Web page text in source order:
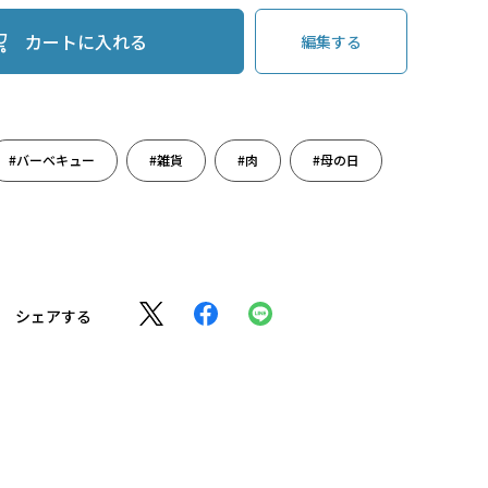
カートに入れる 編集する
#バーベキュー #雑貨 #肉 #母の日
シェアする